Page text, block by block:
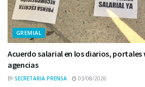
GREMIAL
Acuerdo salarial en los diarios, portales
agencias
BY SECRETARIA PRENSA 03/08/2026